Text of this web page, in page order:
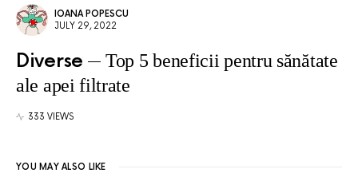
IOANA POPESCU
JULY 29, 2022
Diverse
Top 5 beneficii pentru sănătate
ale apei filtrate
333 VIEWS
YOU MAY ALSO LIKE